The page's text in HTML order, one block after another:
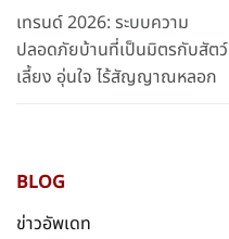
เทรนด์ 2026: ระบบความ
ปลอดภัยบ้านที่เป็นมิตรกับสัตว์
เลี้ยง อุ่นใจ ไร้สัญญาณหลอก
BLOG
ข่าวอัพเดท